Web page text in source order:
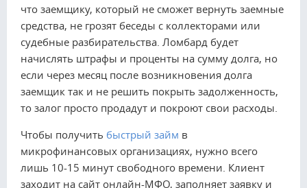
что заемщику, который не сможет вернуть заемные
средства, не грозят беседы с коллекторами или
судебные разбирательства. Ломбард будет
начислять штрафы и проценты на сумму долга, но
если через месяц после возникновения долга
заемщик так и не решить покрыть задолженность,
то залог просто продадут и покроют свои расходы.
Чтобы получить быстрый займ в
микрофинансовых организациях, нужно всего
лишь 10-15 минут свободного времени. Клиент
заходит на сайт онлайн-МФО, заполняет заявку и